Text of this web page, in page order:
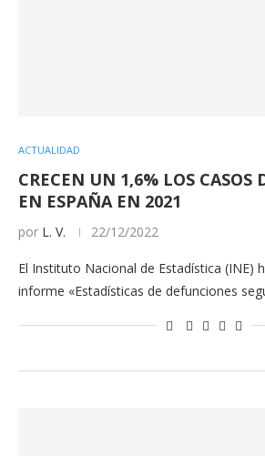
ACTUALIDAD
CRECEN UN 1,6% LOS CASOS
EN ESPAÑA EN 2021
por L. V. 22/12/2022
El Instituto Nacional de Estadística (INE)
informe «Estadísticas de defunciones